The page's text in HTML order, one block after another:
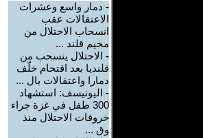
- دمار واسع وعشرات
الاعتقالات عقب
انسحاب الاحتلال من
مخيم قلند ...
- الاحتلال ينسحب من
قلنديا بعد اقتحام خلّف
دمارا واعتقالات بال ...
- اليونيسف: استشهاد
300 طفل في غزة جراء
خروقات الاحتلال منذ
وق ...